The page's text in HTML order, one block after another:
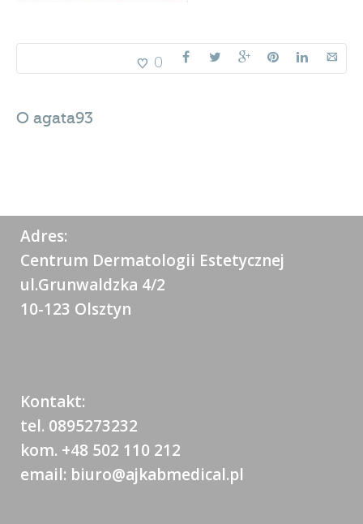
0
O agata93
Adres:
Centrum Dermatologii Estetycznej
ul.Grunwaldzka 4/2
10-123 Olsztyn
Kontakt:
tel. 0895273232
kom. +48 502 110 212
email: biuro@ajkabmedical.pl